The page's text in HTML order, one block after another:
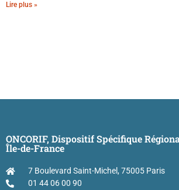
Lire plus »
ONCORIF, Dispositif Spécifique
Île-de-France
7 Boulevard Saint-Michel, 75005 Paris
01 44 06 00 90